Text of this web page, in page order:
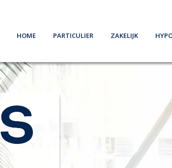
Home Particulier
Sparen
Zakelijk
Werkgevers